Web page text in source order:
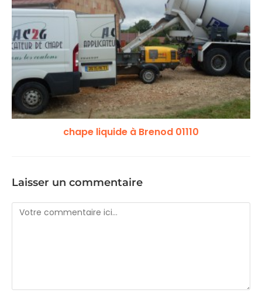
chape liquide à Brenod 01110
Laisser un commentaire
Comment